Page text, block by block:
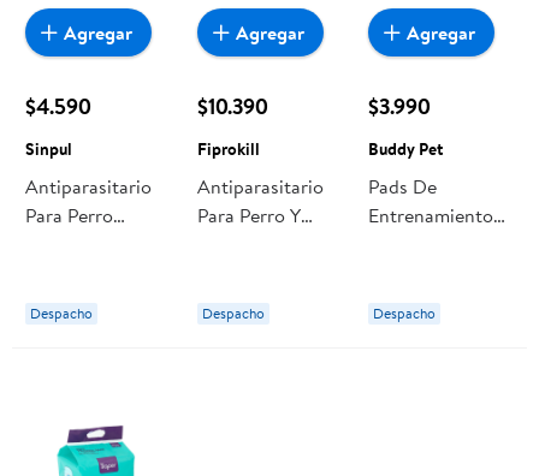
$4.590
Sinpul
Antiparasitario
Para Perro
Un Sinpul
Despacho
Agregar
$10.390
Fiprokill
Antiparasitario
Para Perro Y
Fiprokill
Despacho
Agregar
$3.990
Buddy Pet
Pads De
Entrenamiento
Buddy Pet
Despacho
Agregar